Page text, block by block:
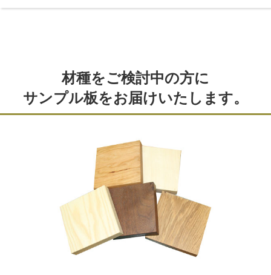
材種をご検討中の方に
サンプル板をお届けいたします。